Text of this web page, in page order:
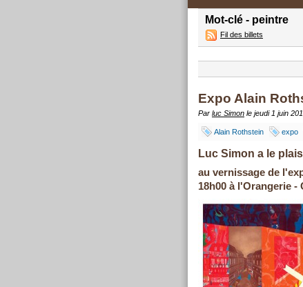
Mot-clé - peintre
Fil des billets
Expo Alain
Par luc Simon le jeudi 1 juin
Alain Rothstein expo
Luc Simon a le
au vernissage de
18h00 à l'Orangerie -